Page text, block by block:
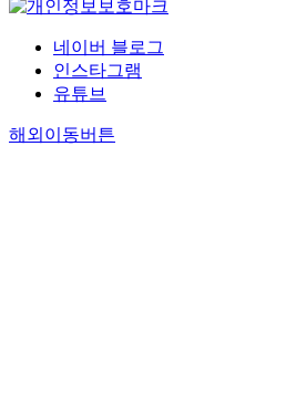
네이버 블로그
인스타그램
유튜브
해외이동버튼